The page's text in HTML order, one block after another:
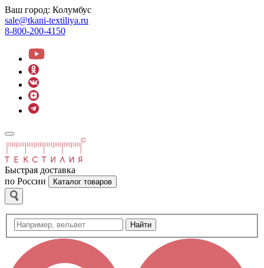
Ваш город: Колумбус
sale@tkani-textiliya.ru
8-800-200-4150
Быстрая доставка
по России
Каталог товаров
Найти